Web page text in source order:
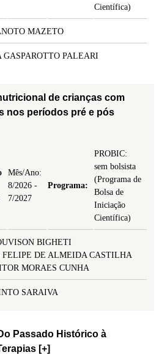
Científica)
MAZETO
GASPAROTTO PALEARI
de crianças com
nos períodos pré e pós
Mês/Ano:
8/2026 -
7/2027
Programa:
PROBIC:
sem bolsista
(Programa de
Bolsa de
Iniciação
Científica)
BIGHETI
FELIPE DE ALMEIDA CASTILHA
MORAES CUNHA
SARAIVA
Passado Histórico à
[+]